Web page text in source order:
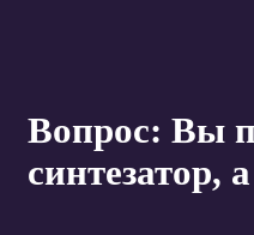
Вопрос: Вы
синтезатор,